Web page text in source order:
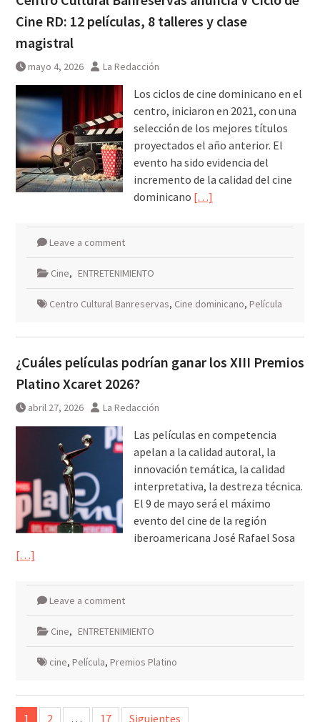
Cine RD: 12 películas, 8 talleres y clase
magistral
mayo 4, 2026 La Redacción
Los ciclos de cine dominicano en el
centro, iniciaron en 2021, con una
selección de los mejores títulos
proyectados el año anterior. El
evento ha sido evidencia del
incremento de la calidad del cine
dominicano […]
Leave a comment
Cine, ENTRETENIMIENTO
Centro Cultural Banreservas, Cine dominicano, Película
¿Cuáles películas podrían ganar los XIII Premios
Platino Xcaret 2026?
abril 27, 2026 La Redacción
Las películas en competencia
apelan a la calidad autoral, la
innovación temática, la calidad
interpretativa, la destreza técnica.
El 9 de mayo será el máximo
evento del cine de la región
iberoamericana José Rafael Sosa
[…]
Leave a comment
Cine, ENTRETENIMIENTO
cine, Película, Premios Platino
Paginación
1 2 … 17 Siguientes